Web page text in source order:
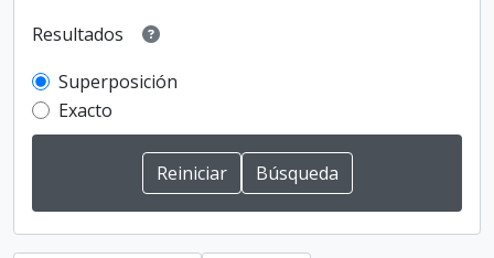
Resultados
Superposición
Exacto